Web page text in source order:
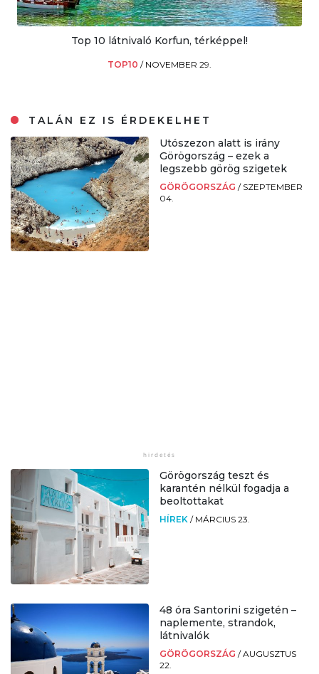
Top 10 látnivaló Korfun, térképpel!
TOP10 / NOVEMBER 29.
TALÁN EZ IS ÉRDEKELHET
Utószezon alatt is irány
Görögország – ezek a
legszebb görög szigetek
GÖRÖGORSZÁG / SZEPTEMBER
04.
Görögország teszt és
karantén nélkül fogadja a
beoltottakat
HÍREK / MÁRCIUS 23.
48 óra Santorini szigetén –
naplemente, strandok,
látnivalók
GÖRÖGORSZÁG /AUGUSZTUS
22.